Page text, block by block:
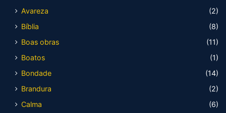
Avareza
(2)
Bíblia
(8)
Boas obras
(11)
Boatos
(1)
Bondade
(14)
Brandura
(2)
Calma
(6)